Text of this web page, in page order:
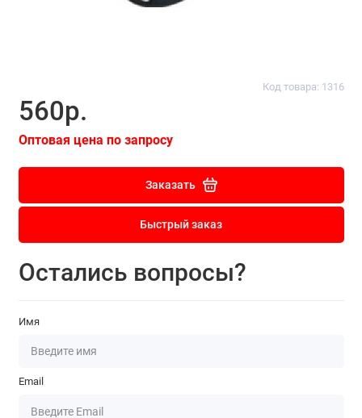
Код товара: 1316
560р.
Оптовая цена по запросу
Заказать
Быстрый заказ
Остались вопросы?
Имя
Email